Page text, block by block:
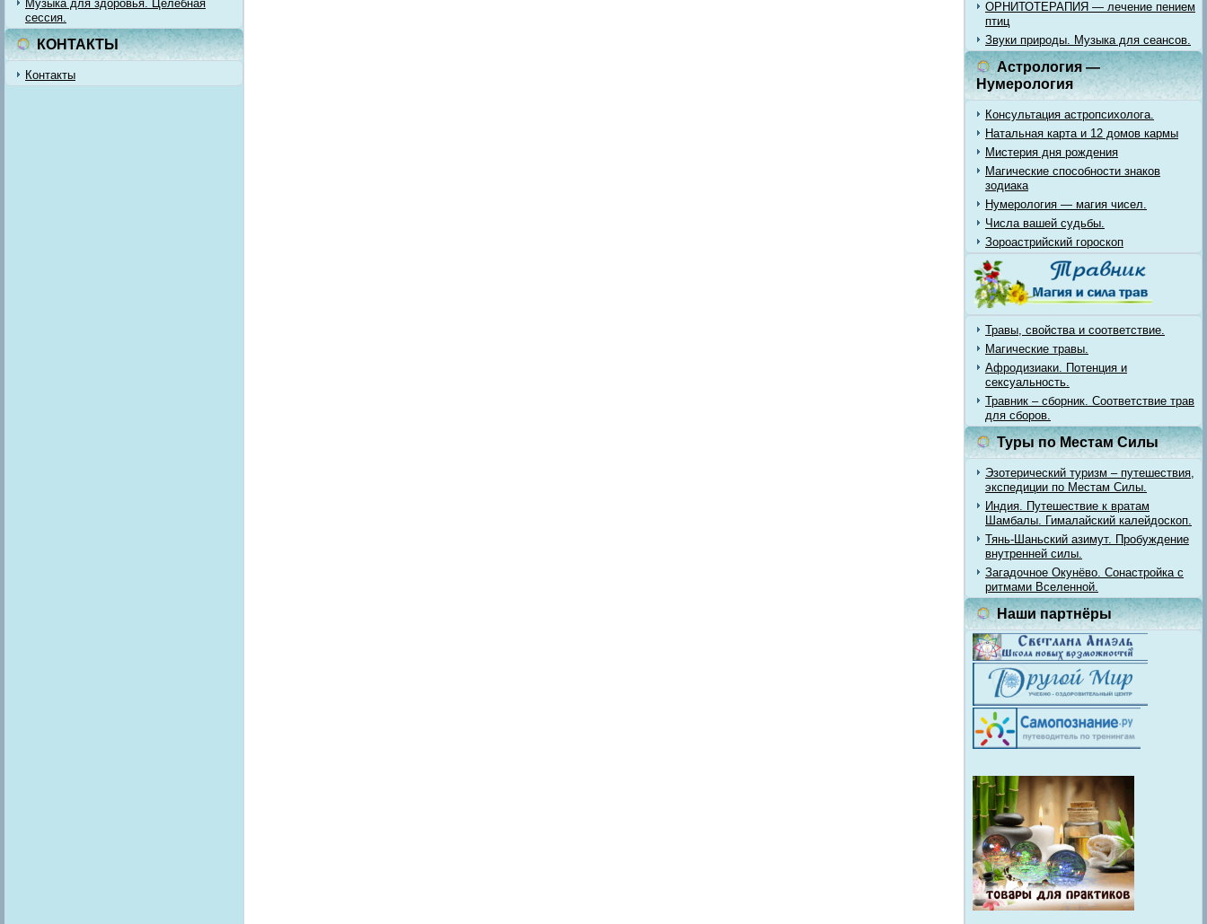
Музыка для здоровья. Целебная
сессия.
КОНТАКТЫ
Контакты
ОРНИТОТЕРАПИЯ — лечение пением
птиц
Звуки природы. Музыка для сеансов.
Астрология —
Нумерология
Консультация астропсихолога.
Натальная карта и 12 домов кармы
Мистерия дня рождения
Магические способности знаков
зодиака
Нумерология — магия чисел.
Числа вашей судьбы.
Зороастрийский гороскоп
Травы, свойства и соответствие.
Магические травы.
Афродизиаки. Потенция и
сексуальность.
Травник – сборник. Соответствие трав
для сборов.
Туры по Местам Силы
Эзотерический туризм – путешествия,
экспедиции по Местам Силы.
Индия. Путешествие к вратам
Шамбалы. Гималайский калейдоскоп.
Тянь-Шаньский азимут. Пробуждение
внутренней силы.
Загадочное Окунёво. Сонастройка с
ритмами Вселенной.
Наши партнёры